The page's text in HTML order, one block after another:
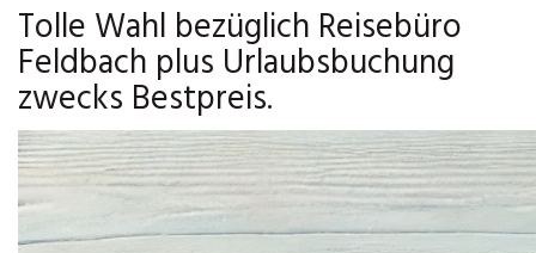
Tolle Wahl bezüglich Reisebüro
Feldbach plus Urlaubsbuchung
zwecks Bestpreis.